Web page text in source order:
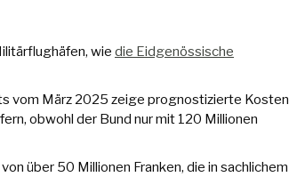
wie die Eidgenössische
vom März 2025 zeige prognostizierte Kosten
obwohl der Bund nur mit 120 Millionen
über 50 Millionen Franken, die in sachlichem